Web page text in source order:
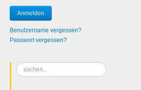
Benutzername vergessen?
Passwort vergessen?
Suchen
...